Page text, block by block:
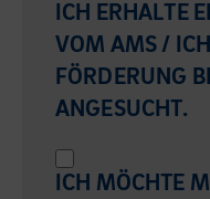
ICH ERHALTE
VOM AMS /
FÖRDERUNG
ANGESUCHT.
ICH MÖCHTE